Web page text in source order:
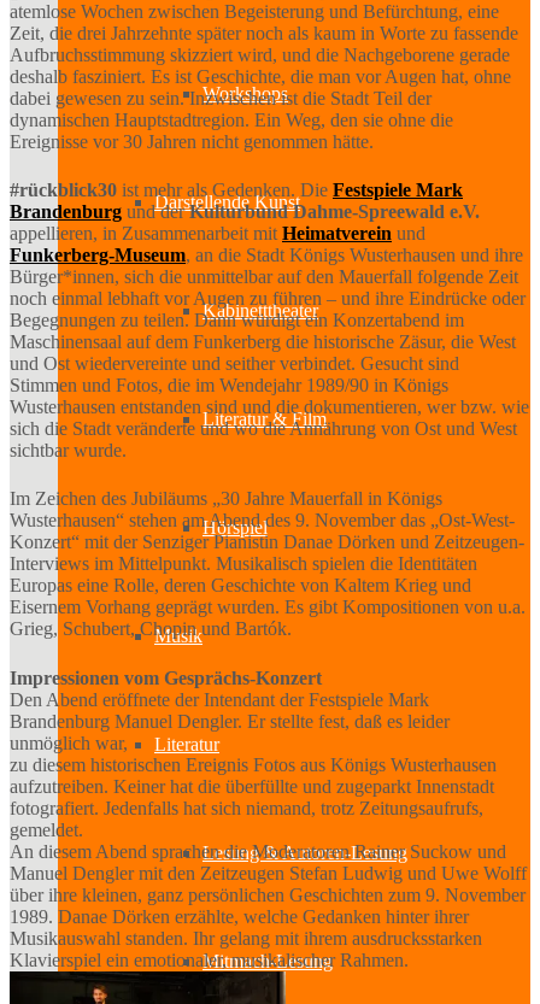
Workshops
Darstellende Kunst
Kabinetttheater
Literatur & Film
Hörspiel
Musik
Literatur
Lesung & Autoren-Lesung
Mitmach-Lesung
atemlose Wochen zwischen Begeisterung und Befürchtung, eine
Zeit, die drei Jahrzehnte später noch als kaum in Worte zu fassende
Aufbruchsstimmung skizziert wird, und die Nachgeborene gerade
deshalb fasziniert. Es ist Geschichte, die man vor Augen hat, ohne
dabei gewesen zu sein. Inzwischen ist die Stadt Teil der
dynamischen Hauptstadtregion. Ein Weg, den sie ohne die
Ereignisse vor 30 Jahren nicht genommen hätte.
#rückblick30 ist mehr als Gedenken. Die Festspiele Mark
Brandenburg und derKulturbund Dahme-Spreewald e.V.
appellieren, in Zusammenarbeit mit Heimatverein und
Funkerberg-Museum, an die Stadt Königs Wusterhausen und ihre
Bürger*innen, sich die unmittelbar auf den Mauerfall folgende Zeit
noch einmal lebhaft vor Augen zu führen – und ihre Eindrücke oder
Begegnungen zu teilen. Dann würdigt ein Konzertabend im
Maschinensaal auf dem Funkerberg die historische Zäsur, die West
und Ost wiedervereinte und seither verbindet. Gesucht sind
Stimmen und Fotos, die im Wendejahr 1989/90 in Königs
Wusterhausen entstanden sind und die dokumentieren, wer bzw. wie
sich die Stadt veränderte und wo die Annährung von Ost und West
sichtbar wurde.
Im Zeichen des Jubiläums „30 Jahre Mauerfall in Königs
Wusterhausen“ stehen am Abend des 9. November das „Ost-West-
Konzert“ mit der Senziger Pianistin Danae Dörken und Zeitzeugen-
Interviews im Mittelpunkt. Musikalisch spielen die Identitäten
Europas eine Rolle, deren Geschichte von Kaltem Krieg und
Eisernem Vorhang geprägt wurden. Es gibt Kompositionen von u.a.
Grieg, Schubert, Chopin und Bartók.
Impressionen vom Gesprächs-Konzert
Den Abend eröffnete der Intendant der Festspiele Mark
Brandenburg Manuel Dengler. Er stellte fest, daß es leider
unmöglich war,
zu diesem historischen Ereignis Fotos aus Königs Wusterhausen
aufzutreiben. Keiner hat die überfüllte und zugeparkt Innenstadt
fotografiert. Jedenfalls hat sich niemand, trotz Zeitungsaufrufs,
gemeldet.
An diesem Abend sprachen die Moderatoren Rainer Suckow und
Manuel Dengler mit den Zeitzeugen Stefan Ludwig und Uwe Wolff
über ihre kleinen, ganz persönlichen Geschichten zum 9. November
1989. Danae Dörken erzählte, welche Gedanken hinter ihrer
Musikauswahl standen. Ihr gelang mit ihrem ausdrucksstarken
Klavierspiel ein emotionaler, musikalischer Rahmen.